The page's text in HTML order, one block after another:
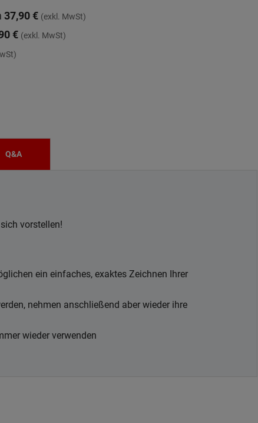
37,90 € (exkl. MwSt)
€ (exkl. MwSt)
Q&A
vorstellen!
ein einfaches, exaktes Zeichnen Ihrer
nehmen anschließend aber wieder ihre
wieder verwenden